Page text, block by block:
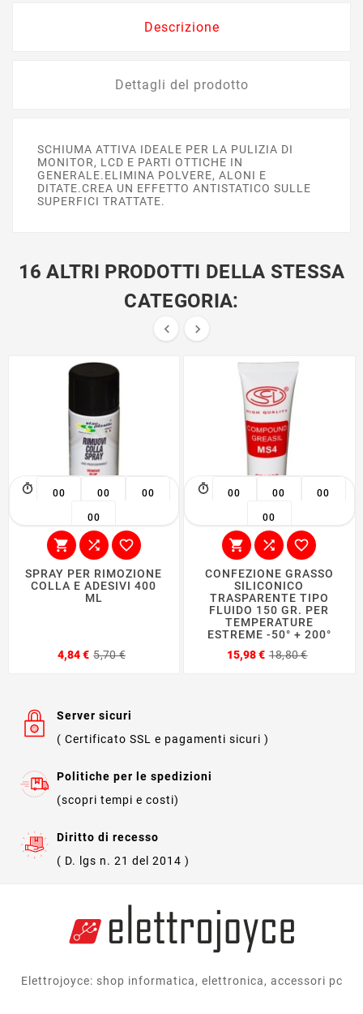
Descrizione
Dettagli del prodotto
SCHIUMA ATTIVA IDEALE PER LA PULIZIA DI
MONITOR, LCD E PARTI OTTICHE IN
GENERALE.ELIMINA POLVERE, ALONI E
DITATE.CREA UN EFFETTO ANTISTATICO SULLE
SUPERFICI TRATTATE.
16 ALTRI PRODOTTI DELLA STESSA
CATEGORIA:
 
00 00 00
00
  
SPRAY PER RIMOZIONE
COLLA E ADESIVI 400
ML
4,84 € 5,70 €
00 00 00
00
  
CONFEZIONE GRASSO
SILICONICO
TRASPARENTE TIPO
FLUIDO 150 GR. PER
TEMPERATURE
ESTREME -50° + 200°
15,98 € 18,80 €
Server sicuri
( Certificato SSL e pagamenti sicuri )
Politiche per le spedizioni
(scopri tempi e costi)
Diritto di recesso
( D. lgs n. 21 del 2014 )
Elettrojoyce: shop informatica, elettronica, accessori pc